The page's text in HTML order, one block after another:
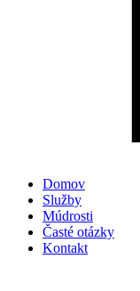
Domov
Služby
Múdrosti
Časté otázky
Kontakt